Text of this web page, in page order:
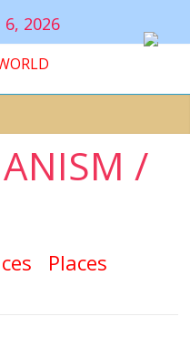
2026
/
Places